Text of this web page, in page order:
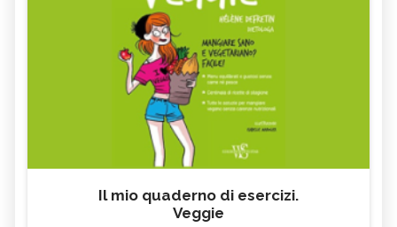
Il mio quaderno di esercizi.
Veggie